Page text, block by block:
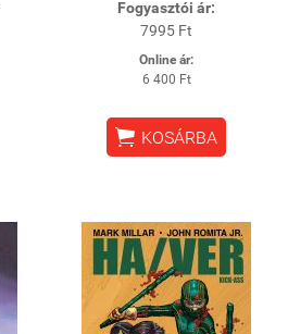
Fogyasztói ár:
7995 Ft
Online ár:
6 400 Ft
 KOSÁRBA